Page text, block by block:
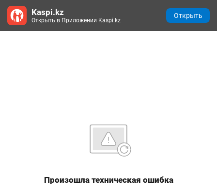
Произошла техническая ошибка
Kaspi.kz
Открыть в Приложении Kaspi.kz
Открыть